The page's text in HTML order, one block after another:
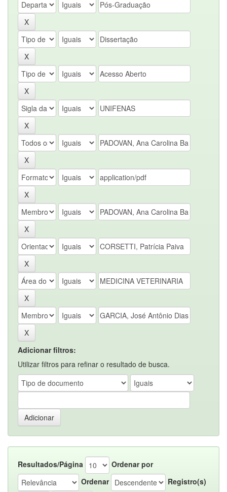
Adicionar filtros:
Utilizar filtros para refinar o resultado de busca.
Resultados/Página
Ordenar por
Ordenar
Registro(s)